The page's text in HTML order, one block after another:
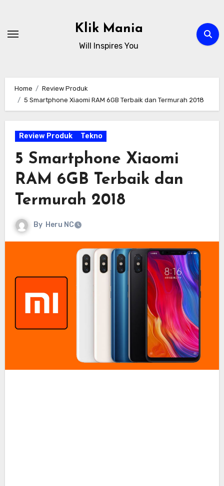
content
Klik Mania
Will Inspires You
Home
Review Produk
5 Smartphone Xiaomi RAM 6GB Terbaik dan Termurah 2018
Review Produk Tekno
5 Smartphone Xiaomi
RAM 6GB Terbaik dan
Termurah 2018
By Heru NC